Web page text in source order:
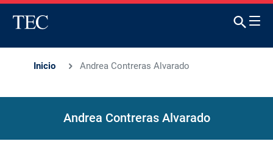
Inicio Andrea Contreras Alvarado
Andrea Contreras Alvarado